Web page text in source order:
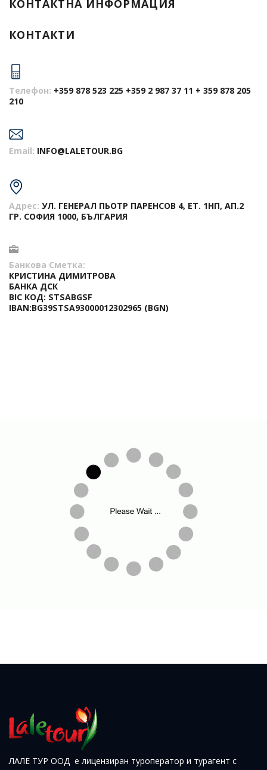
КОНТАКТНА ИНФОРМАЦИЯ
КОНТАКТИ
Телефон: +359 878 523 225 +359 2 987 37 11 + 359 878 205
210
Email: INFO@LALETOUR.BG
Адрес: УЛ. ГЕНЕРАЛ ПЬОТР ПАРЕНСОВ 4, ЕТ. 1НП, АП.2
ГР. СОФИЯ 1000, БЪЛГАРИЯ
Банкова Сметка:
КРИСТИНА ДИМИТРОВА
БАНКА ДСК
BIC КОД: STSABGSF
IBAN:BG39STSA93000012302965 (BGN)
ЛАЛЕ ТУР ООД е лицензиран туроператор и турагент с